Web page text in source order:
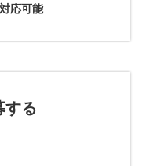
応可能
する